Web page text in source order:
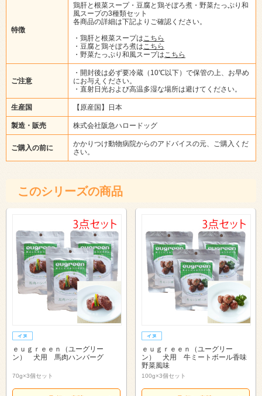
特徴
鶏肝と根菜スープ・豆腐と鶏そぼろ煮・野菜たっぷり和
風スープの3種類セット
各商品の詳細は下記よりご確認ください。
・鶏肝と根菜スープは こちら
・豆腐と鶏そぼろ煮は こちら
・野菜たっぷり和風スープは こちら
ご注意
・開封後は必ず要冷蔵（10℃以下）で保管の上、お早め
にお与えください。
・直射日光および高温多湿な場所は避けてください。
生産国 【原産国】日本
製造・販売 株式会社阪急ハロードッグ
ご購入の前に
かかりつけ動物病院からのアドバイスの元、ご購入くだ
さい。
このシリーズの商品
ｅｕｇｒｅｅｎ（ユーグリー
ン） 犬用 馬肉ハンバーグ
70g×3個セット
ｅｕｇｒｅｅｎ（ユーグリー
ン） 犬用 牛ミートボール香味
野菜風味
100g×3個セット